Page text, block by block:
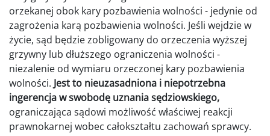
orzekanej obok kary pozbawienia wolności - jedynie od
zagrożenia karą pozbawienia wolności. Jeśli wejdzie w
życie, sąd będzie zobligowany do orzeczenia wyższej
grzywny lub dłuższego ograniczenia wolności -
niezalenie od wymiaru orzeczonej kary pozbawienia
wolności. Jest to nieuzasadniona i niepotrzebna
ingerencja w swobodę uznania sędziowskiego,
ograniczająca sądowi możliwość właściwej reakcji
prawnokarnej wobec całokształtu zachowań sprawcy.